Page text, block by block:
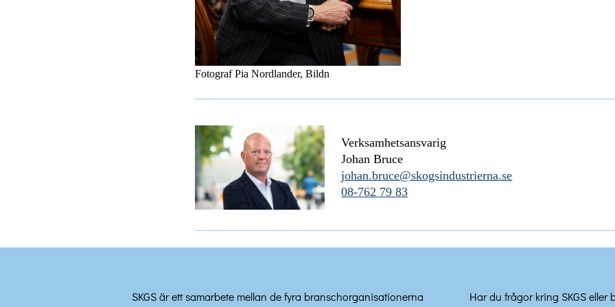
Fotograf Pia Nordlander, Bildn
Verksamhetsansvarig
Johan Bruce
johan.bruce@skogsindustrierna.se
08-762 79 83
SKGS är ett samarbete mellan de fyra branschorganisationerna
Har du frågor kring SKGS